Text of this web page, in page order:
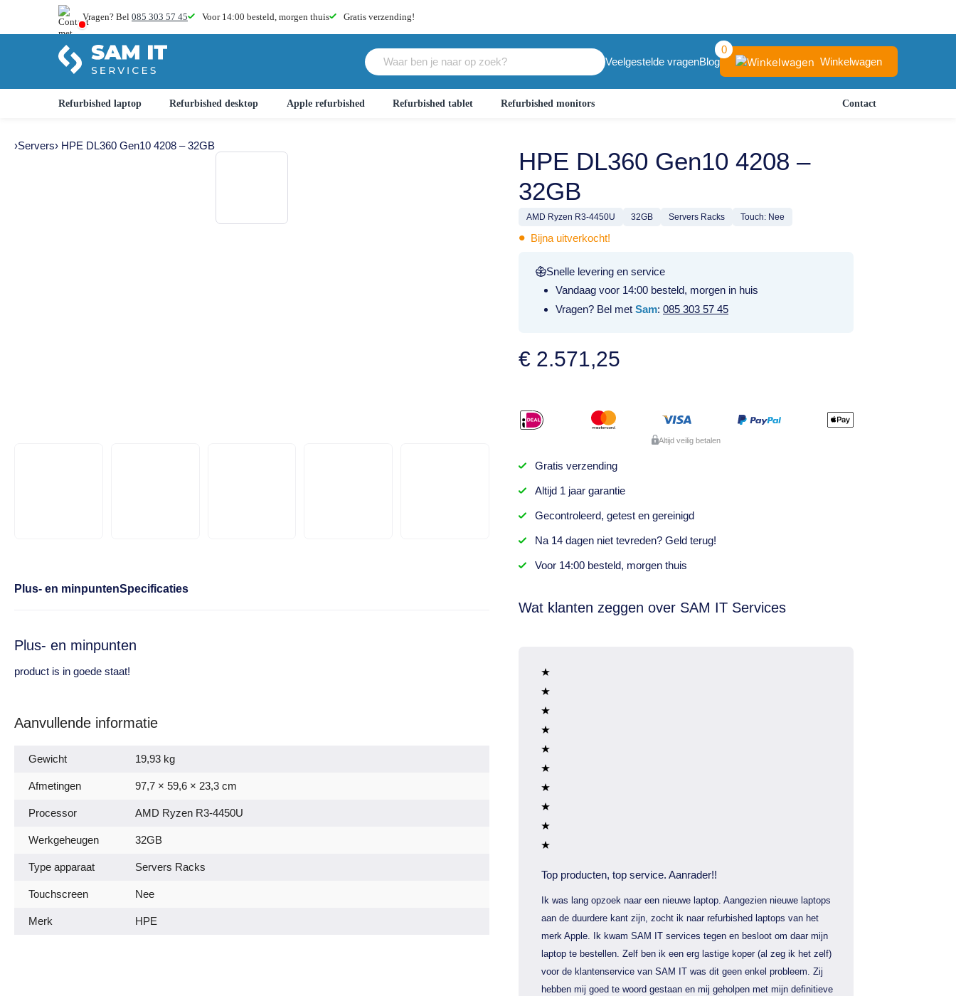
Vragen? Bel 085 303 57 45 Voor 14:00 besteld, morgen thuis Gratis verzending!
Veelgestelde vragenBlog
0
Winkelwagen
Refurbished laptop Refurbished desktop Apple refurbished Refurbished tablet Refurbished monitors Contact
›Servers› HPE DL360 Gen10 4208 – 32GB
Plus- en minpuntenSpecificaties
Plus- en minpunten
product is in goede staat!
Aanvullende informatie
Gewicht 19,93 kg
Afmetingen 97,7 × 59,6 × 23,3 cm
Processor AMD Ryzen R3-4450U
Werkgeheugen 32GB
Type apparaat Servers Racks
Touchscreen Nee
Merk HPE
HPE DL360 Gen10 4208 –
32GB
AMD Ryzen R3-4450U 32GB Servers Racks Touch: Nee
• Bijna uitverkocht!
Snelle levering en service
Vandaag voor 14:00 besteld, morgen in huis
Vragen? Bel met Sam: 085 303 57 45
€ 2.571,25
Altijd veilig betalen
Gratis verzending
Altijd 1 jaargarantie
Gecontroleerd, getesten gereinigd
Na 14 dagenniet tevreden? Geld terug!
Voor 14:00 besteld, morgen thuis
Wat klanten zeggen over SAM IT Services
Top producten, top service. Aanrader!!
Ik was lang opzoek naar een nieuwe laptop. Aangezien nieuwe laptops
aan de duurdere kant zijn, zocht ik naar refurbished laptops van het
merk Apple. Ik kwam SAM IT services tegen en besloot om daar mijn
laptop te bestellen. Zelf ben ik een erg lastige koper (al zeg ik het zelf)
voor de klantenservice van SAM IT was dit geen enkel probleem. Zij
hebben mij goed te woord gestaan en mij geholpen met mijn definitieve